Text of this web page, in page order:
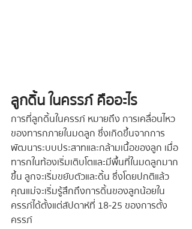
ลูกดิ้น ในครรภ์ คืออะไร
การที่ลูกดิ้นในครรภ์ หมายถึง การเคลื่อนไหว
ของทารกภายในมดลูก ซึ่งเกิดขึ้นจากการ
พัฒนาระบบประสาทและกล้ามเนื้อของลูก เมื่อ
ทารกในท้องเริ่มเติบโตและมีพื้นที่ในมดลูกมาก
ขึ้น ลูกจะเริ่มขยับตัวและดิ้น ซึ่งโดยปกติแล้ว
คุณแม่จะเริ่มรู้สึกถึงการดิ้นของลูกน้อยใน
ครรภ์ได้ตั้งแต่สัปดาห์ที่ 18-25 ของการตั้ง
ครรภ์